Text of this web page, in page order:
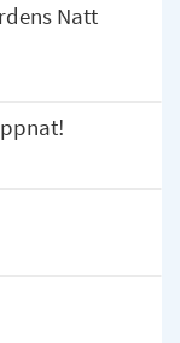
Natt